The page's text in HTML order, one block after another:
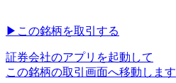
▶︎ この銘柄を取引する
証券会社のアプリを起動して
この銘柄の取引画面へ移動します